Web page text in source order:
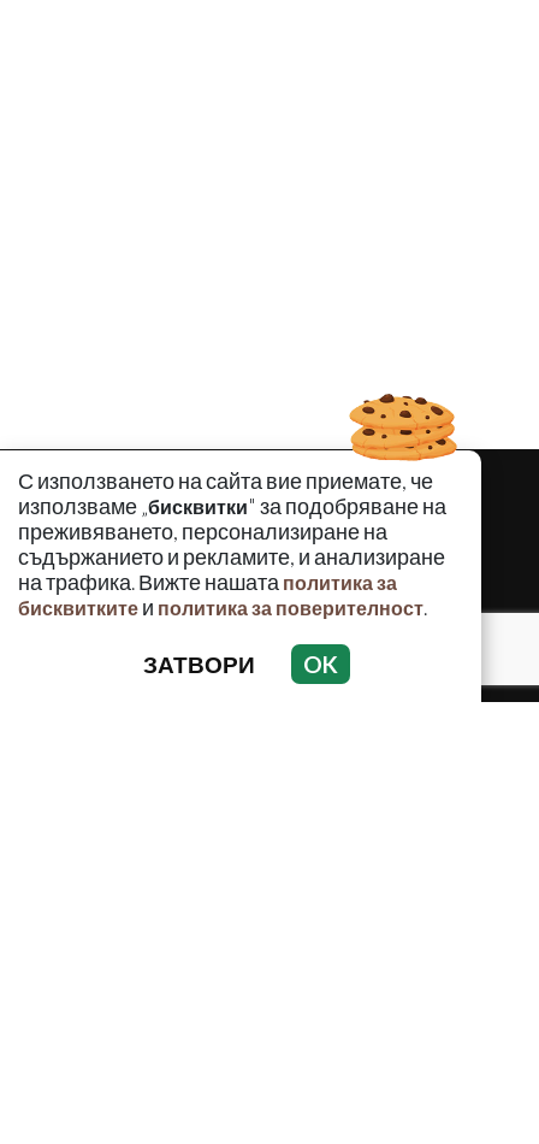
С използването на сайта вие приемате, че
използваме „бисквитки" за подобряване на
преживяването, персонализиране на
съдържанието и рекламите, и анализиране
на трафика. Вижте нашата политика за
бисквитките и политика за поверителност.
ЗАТВОРИ OK